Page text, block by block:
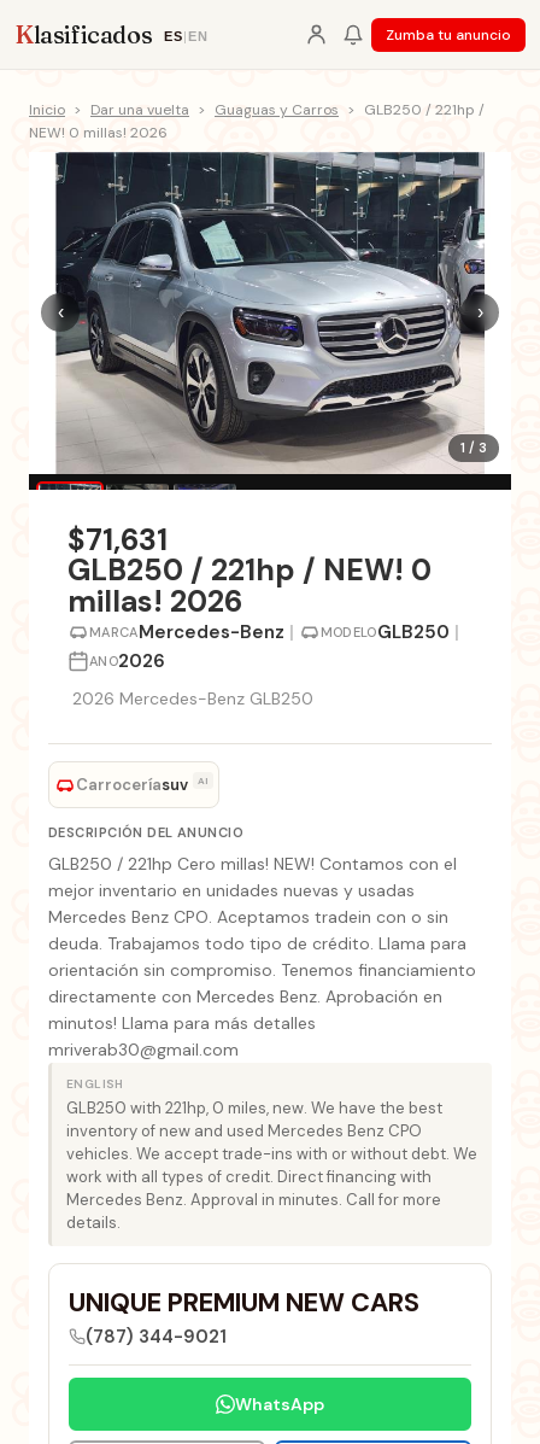
Klasificados ES| EN Zumba tu anuncio
Inicio > Dar una vuelta > Guaguas y Carros >
GLB250 / 221hp /
NEW! 0 millas! 2026
1 / 3
‹ ›
$71,631
GLB250 / 221hp / NEW! 0
millas! 2026
MARCAMercedes-Benz | MODELOGLB250 |
ANO2026
2026 Mercedes-Benz GLB250
Carroceríasuv AI
DESCRIPCIÓN DEL ANUNCIO
GLB250 / 221hp Cero millas! NEW! Contamos con el
mejor inventario en unidades nuevas y usadas
Mercedes Benz CPO. Aceptamos tradein con o sin
deuda. Trabajamos todo tipo de crédito. Llama para
orientación sin compromiso. Tenemos financiamiento
directamente con Mercedes Benz. Aprobación en
minutos! Llama para más detalles
mriverab30@gmail.com
ENGLISH
GLB250 with 221hp, 0 miles, new. We have the best
inventory of new and used Mercedes Benz CPO
vehicles. We accept trade-ins with or without debt. We
work with all types of credit. Direct financing with
Mercedes Benz. Approval in minutes. Call for more
details.
UNIQUE PREMIUM NEW CARS
(787) 344-9021
WhatsApp